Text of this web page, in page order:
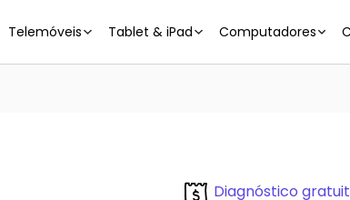
Telemóveis Tablet & iPad Computadores
Diagnóstico